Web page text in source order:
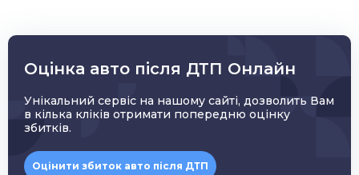
Оцінка авто після ДТП Онлайн
Унікальний сервіс на нашому сайті, дозволить Вам
в кілька кліків отримати попередню оцінку
збитків.
Оцінити збиток авто після ДТП